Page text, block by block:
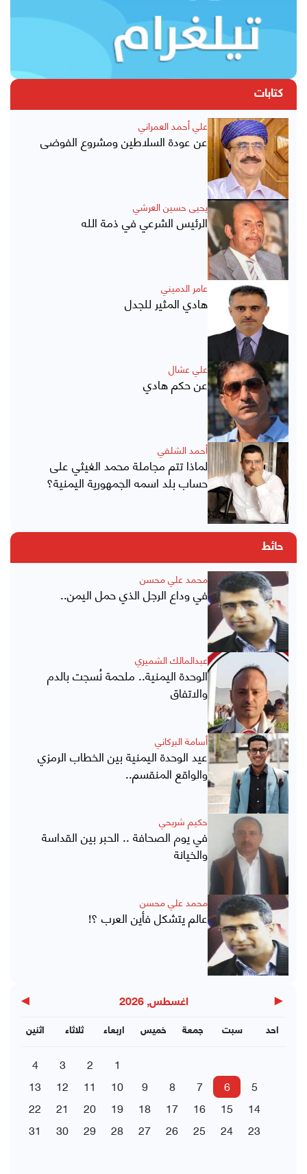
كتابات
علي أحمد العمراني
عن عودة السلاطين ومشروع الفوضى
يحيى حسين العرشي
الرئيس الشرعي في ذمة الله
عامر الدميني
هادي المثير للجدل
علي عشال
عن حكم هادي
أحمد الشلفي
لماذا تتم مجاملة محمد الغيثي على
حساب بلد اسمه الجمهورية اليمنية؟
حائط
محمد علي محسن
في وداع الرجل الذي حمل اليمن..
عبدالمالك الشميري
الوحدة اليمنية.. ملحمة نُسجت بالدم
والاتفاق
أسامة البركاني
عيد الوحدة اليمنية بين الخطاب الرمزي
والواقع المنقسم..
حكيم شريحي
في يوم الصحافة .. الحبر بين القداسة
والخيانة
محمد علي محسن
عالم يتشكل فأين العرب ؟!
◀ اغسطس, 2026 ▶
اثنين ثلاثاء اربعاء خميس جمعة سبت احد
1
2
3
4
5
6
7
8
9
10
11
12
13
14
15
16
17
18
19
20
21
22
23
24
25
26
27
28
29
30
31